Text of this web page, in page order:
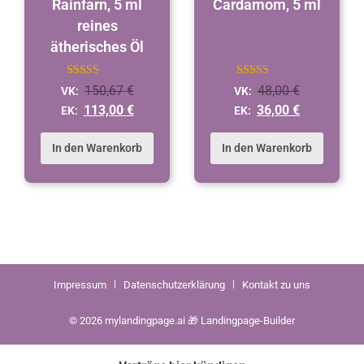
Rainfarn, 5 ml
reines
ätherisches Öl
Bewertet
mit
4.9
von 5
VK: 150,67€
EK: 113,00 €
In den Warenkorb
Cardamom, 5 ml
Bewertet
mit
4.9
von 5
VK: 48,00€
EK: 36,00 €
In den Warenkorb
Impressum Datenschutzerklärung Kontakt zu uns
© 2026 mylandingpage.ai 🎁 Landingpage-Builder